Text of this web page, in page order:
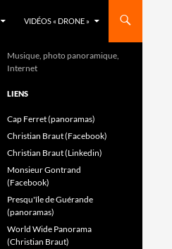
VIDÉOS « DRONE »
Musique, photo panoramique,
Internet
LIENS
Cap Ferret (panoramas)
Christian Braut (Facebook)
Christian Braut (Linkedin)
Monsieur Gontrand
(Facebook)
Presqu'île de Guérande
(panoramas)
World Wide Panorama
(Christian Braut)